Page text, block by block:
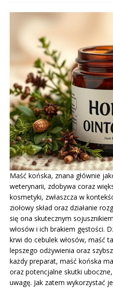
Maść końska, znana głównie
weterynarii, zdobywa coraz
kosmetyki, zwłaszcza w
ziołowy skład oraz działanie
się ona skutecznym
włosów i ich brakiem gęstości.
krwi do cebulek włosów, maść
lepszego odżywienia oraz
każdy preparat, maść końska
oraz potencjalne skutki
uwagę. Jak zatem wykorzystać